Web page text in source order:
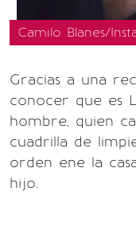
Camilo Blanes/
Gracias a una
conocer que es
hombre, quien
cuadrilla de
orden ene la
hijo.